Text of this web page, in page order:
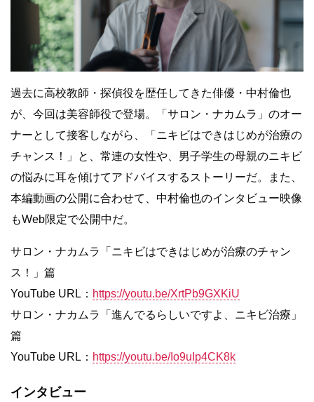
過去に高校教師・探偵役を歴任してきた俳優・中村倫也
が、今回は美容師役で登場。「サロン・ナカムラ」のオー
ナーとして接客しながら、「ニキビはできはじめが治療の
チャンス！」と、常連の女性や、男子学生の母親のニキビ
の悩みに耳を傾けてアドバイスするストーリーだ。また、
本編動画の公開に合わせて、中村倫也のインタビュー映像
もWeb限定で公開中だ。
サロン・ナカムラ「ニキビはできはじめが治療のチャン
ス！」篇
YouTube URL： https://youtu.be/XrtPb9GXKiU
サロン・ナカムラ「進んでるらしいですよ、ニキビ治療」
篇
YouTube URL： https://youtu.be/Io9uIp4CK8k
インタビュー